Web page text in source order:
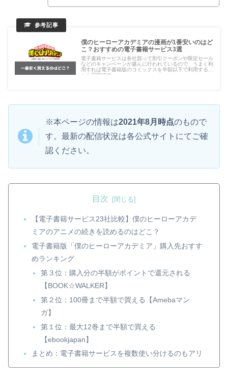
僕のヒーローアカデミアの漫画が1番安いのはど
こ？おすすめの電子書籍サービス3選
電子書籍サービスは各社競って割引クーポンや限定セール
などのキャンペーンが盛んに行われているので、うまく利
用すれば電子書籍版のコミックスを半額以下で利用するこ
とも可能です。
※本ページの情報は2021年8月時点のもので
す。最新の配信状況は各公式サイトにてご確
認ください。
目次
【電子書籍サービス23社比較】僕のヒーローアカデ
ミアのアニメの続きを読めるのはどこ？
電子書籍版「僕のヒーローアカデミア」購入先おすす
めランキング
第３位：購入分の半額がポイントで還元される
【BOOK☆WALKER】
第２位：100冊まで半額で買える【Amebaマン
ガ】
第１位：最大12巻まで半額で買える
【ebookjapan】
まとめ：電子書籍サービスを複数使い分けるのもアリ